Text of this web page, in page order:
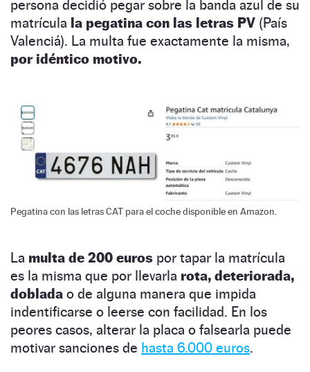
persona decidió pegar sobre la banda azul de su
matrícula la pegatina con las letras PV (País
Valenciá). La multa fue exactamente la misma,
por idéntico motivo.
Pegatina con las letras CAT para el coche disponible en Amazon.
La multa de 200 euros por tapar la matrícula
es la misma que por llevarla rota, deteriorada,
doblada o de alguna manera que impida
indentificarse o leerse con facilidad. En los
peores casos, alterar la placa o falsearla puede
motivar sanciones de hasta 6.000 euros.